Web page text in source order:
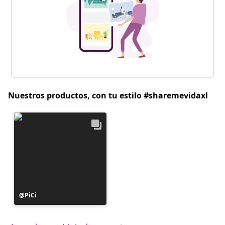
Nuestros productos, con tu estilo #sharemevidaxl
Publicación
realizada
PiCi